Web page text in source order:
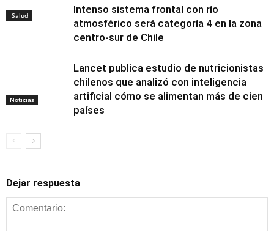
Salud
Noticias
Intenso sistema frontal con río
atmosférico será categoría 4 en la zona
centro-sur de Chile
Alimentación y
nutrición
Lancet publica estudio de nutricionistas
chilenos que analizó con inteligencia
artificial cómo se alimentan más de cien
países
Dejar respuesta